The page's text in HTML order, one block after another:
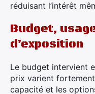
réduisant l’intérêt
Budget,
d’exposition
Le budget intervient
prix varient
capacité et les